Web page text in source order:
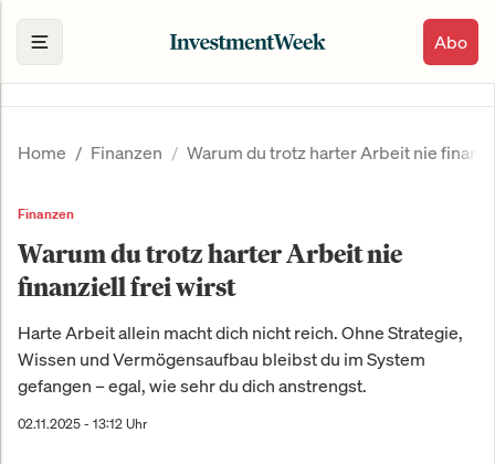
Abo
Home Finanzen Warum du trotz harter Arbeit nie
Finanzen
Warum du trotz harter Arbeit nie
finanziell frei wirst
Harte Arbeit allein macht dich nicht reich. Ohne Strategie,
Wissen und Vermögensaufbau bleibst du im System
gefangen – egal, wie sehr du dich anstrengst.
02.11.2025 - 13:12 Uhr